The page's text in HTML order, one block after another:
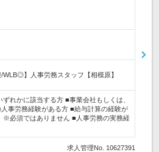
/WLB◎】人事労務スタッフ【相模原】
ずれかに該当する方 ■事業会社もしくは、
事労務経験がある方 ■給与計算の経験が
※必須ではありません ■人事労務の実務経
求人管理No. 10627391